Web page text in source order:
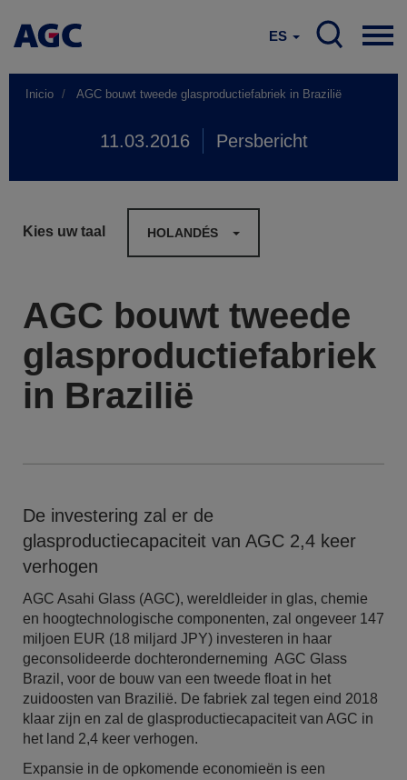
ES
Inicio AGC bouwt tweede glasproductiefabriek in Brazilië
11.03.2016 Persbericht
Kies uw taal HOLANDÉS
AGC bouwt tweede
glasproductiefabriek
in Brazilië
De investering zal er de
glasproductiecapaciteit van AGC 2,4 keer
verhogen
AGC Asahi Glass (AGC), wereldleider in glas, chemie
en hoogtechnologische componenten, zal ongeveer 147
miljoen EUR (18 miljard JPY) investeren in haar
geconsolideerde dochteronderneming AGC Glass
Brazil, voor de bouw van een tweede float in het
zuidoosten van Brazilië. De fabriek zal tegen eind 2018
klaar zijn en zal de glasproductiecapaciteit van AGC in
het land 2,4 keer verhogen.
Expansie in de opkomende economieën is een